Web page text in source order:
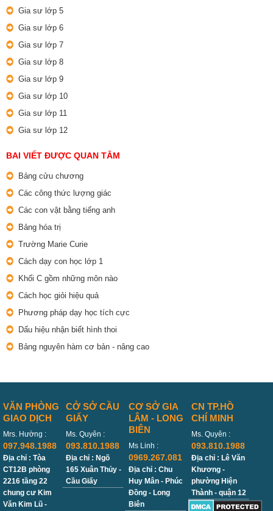
Gia sư lớp 5
Gia sư lớp 6
Gia sư lớp 7
Gia sư lớp 8
Gia sư lớp 9
Gia sư lớp 10
Gia sư lớp 11
Gia sư lớp 12
BAI VIẾT ĐƯỢC QUAN TÂM
Bảng cửu chương
Các công thức lượng giác
Các con vật bằng tiếng anh
Bảng hóa trị
Trường Marie Curie
Cách dạy con học lớp 1
Khối C gồm những môn nào
Cách học giỏi hiệu quả
Phương pháp dạy học tích cực
Dấu hiệu nhận biết hình thoi
Bảng nguyên hàm cơ bản - nâng cao
VĂN PHÒNG
GIAO DỊCH
Mrs. Hường :
097.948.1988
Địa chỉ : Tòa
CT12B phòng
2216 tầng 22
chung cư Kim
Văn Kim Lũ -
CỞ SỞ CẦU
GIẤY
Ms. Quyên :
093.810.1988
Địa chỉ : Ngõ
165 Xuân Thủy -
Cầu Giấy
CƠ SỞ GIA
LÂM - LONG
BIÊN
Ms Linh :
0969.267.081
Địa chỉ : Chu
Huy Mân - Phúc
Đồng - Long
Biên
CN TP.HỒ
CHÍ MINH
Ms. Quyên :
093.810.1988
Địa chỉ : Lê Văn
Khương -
phường Hiện
Thành - quận 12